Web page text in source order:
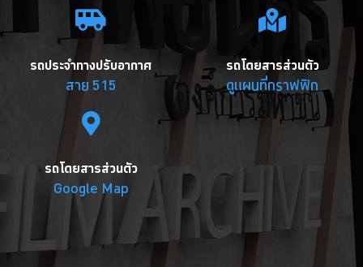
รถประจำทางปรับอากาศ
สาย 515
รถโดยสารส่วนตัว
ดูแผนที่กราฟฟิก
รถโดยสารส่วนตัว
Google Map